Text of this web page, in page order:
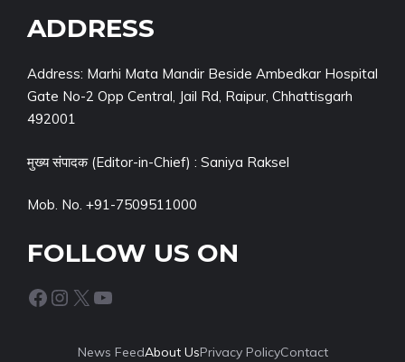
ADDRESS
Address: Marhi Mata Mandir Beside Ambedkar Hospital
Gate No-2 Opp Central, Jail Rd, Raipur, Chhattisgarh
492001
मुख्य संपादक (Editor-in-Chief) : Saniya Raksel
Mob. No. +91-7509511000
FOLLOW US ON
Facebook Instagram X YouTube
News FeedAbout UsPrivacy PolicyContact